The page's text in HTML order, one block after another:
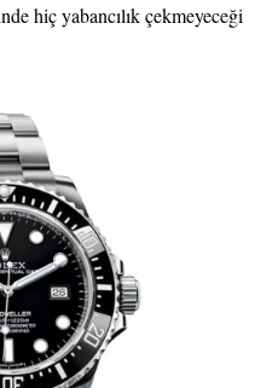
hiç yabancılık çekmeyeceği